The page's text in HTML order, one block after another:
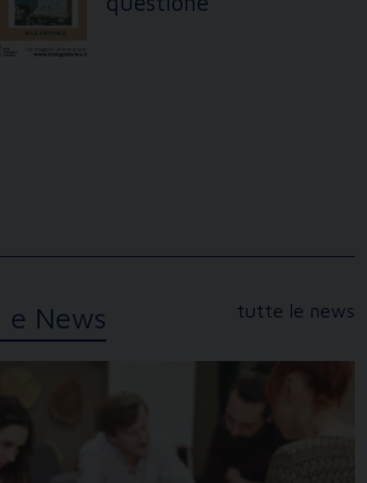
e News tutte le news